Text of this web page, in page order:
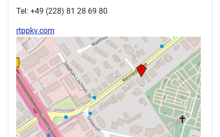
Tel: +49 (228) 81 28 69 80
rtppkv.com